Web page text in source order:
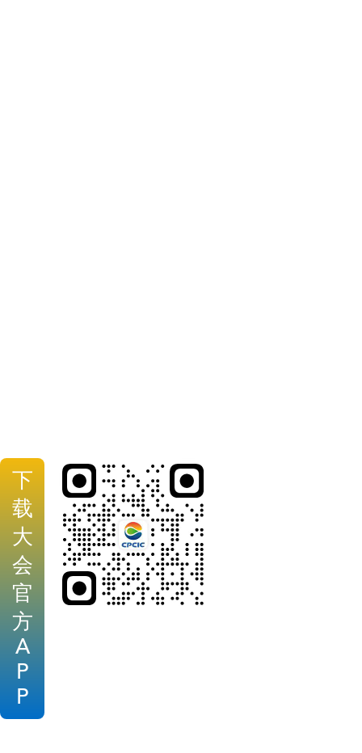
下
载
大
会
官
方
A
P
P